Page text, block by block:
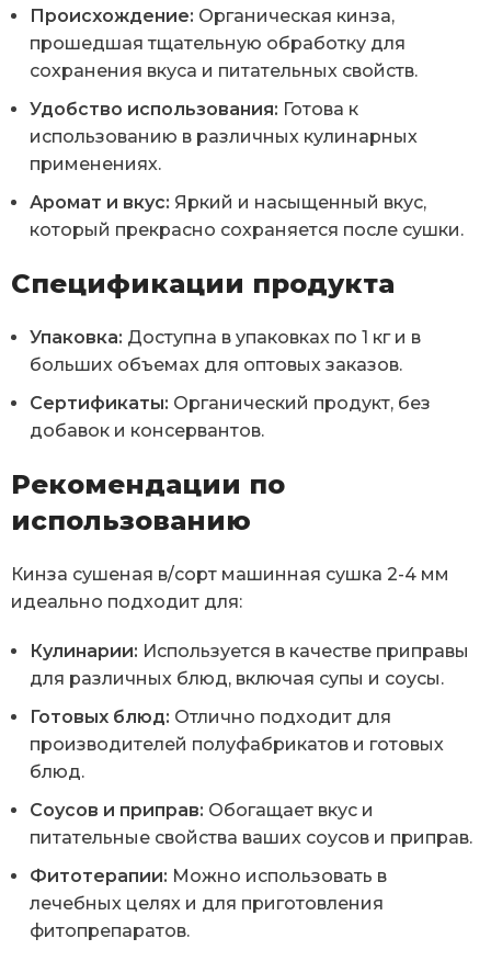
Происхождение: Органическая кинза,
прошедшая тщательную обработку для
сохранения вкуса и питательных свойств.
Удобство использования: Готова к
использованию в различных кулинарных
применениях.
Аромат и вкус: Яркий и насыщенный вкус,
который прекрасно сохраняется после сушки.
Спецификации продукта
Упаковка: Доступна в упаковках по 1 кг и в
больших объемах для оптовых заказов.
Сертификаты: Органический продукт, без
добавок и консервантов.
Рекомендации по
использованию
Кинза сушеная в/сорт машинная сушка 2-4 мм
идеально подходит для:
Кулинарии: Используется в качестве приправы
для различных блюд, включая супы и соусы.
Готовых блюд: Отлично подходит для
производителей полуфабрикатов и готовых
блюд.
Соусов и приправ: Обогащает вкус и
питательные свойства ваших соусов и приправ.
Фитотерапии: Можно использовать в
лечебных целях и для приготовления
фитопрепаратов.